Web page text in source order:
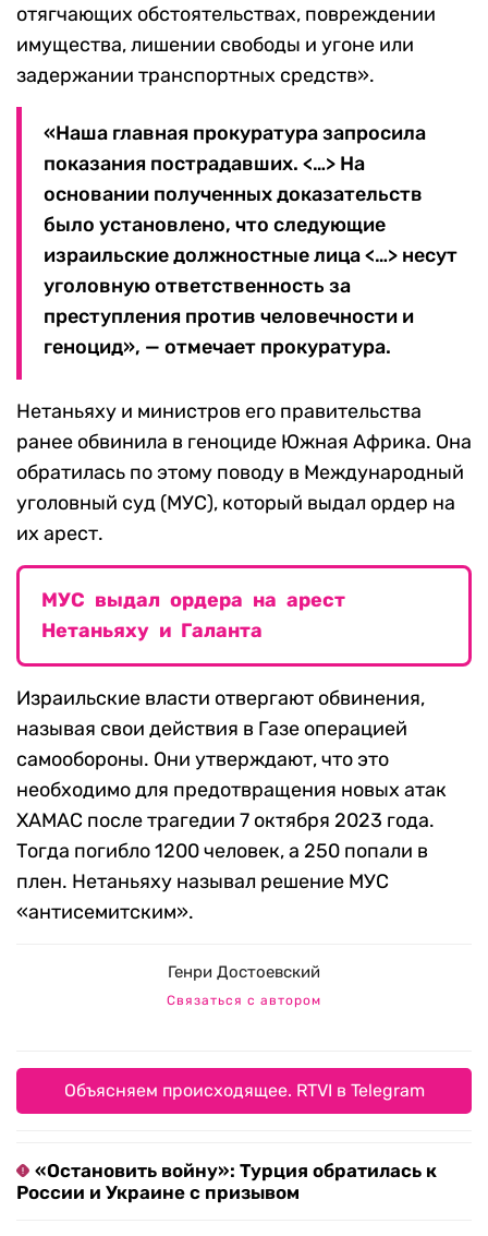
отягчающих обстоятельствах, повреждении
имущества, лишении свободы и угоне или
задержании транспортных средств».
«Наша главная прокуратура запросила
показания пострадавших. <…> На
основании полученных доказательств
было установлено, что следующие
израильские должностные лица <…> несут
уголовную ответственность за
преступления против человечности и
геноцид», — отмечает прокуратура.
Нетаньяху и министров его правительства
ранее обвинила в геноциде Южная Африка. Она
обратилась по этому поводу в Международный
уголовный суд (МУС), который выдал ордер на
их арест.
МУС выдал ордера на арест
Нетаньяху и Галанта
Израильские власти отвергают обвинения,
называя свои действия в Газе операцией
самообороны. Они утверждают, что это
необходимо для предотвращения новых атак
ХАМАС после трагедии 7 октября 2023 года.
Тогда погибло 1200 человек, а 250 попали в
плен. Нетаньяху называл решение МУС
«антисемитским».
Генри Достоевский
Связаться с автором
Объясняем происходящее. RTVI в Telegram
«Остановить войну»: Турция обратилась к
России и Украине с призывом